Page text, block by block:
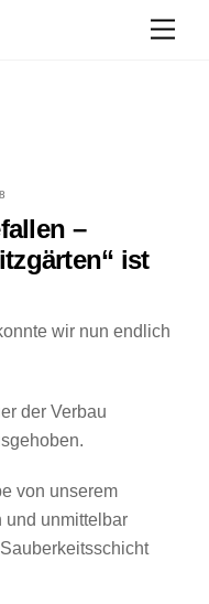
–
ist
wir nun endlich
der Verbau
von unserem
und unmittelbar